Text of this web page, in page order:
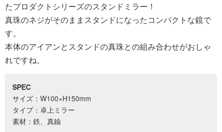
たプロダクトシリーズのスタンドミラー！
真珠のネジがそのままスタンドになったコンパクトな鏡で
す。
本体のアイアンとスタンドの真珠との組み合わせがおしゃ
れですね。
SPEC
サイズ：W100×H150mm
タイプ：卓上ミラー
素材：鉄、真鍮